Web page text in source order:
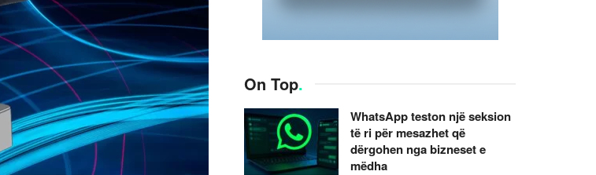
On Top.
WhatsApp teston një seksion
të ri për mesazhet që
dërgohen nga bizneset e
mëdha